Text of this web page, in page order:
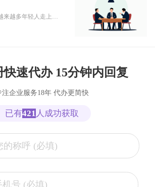
速代办 15分钟内回复
注企业服务18年 代办更简快
已有421 人成功获取